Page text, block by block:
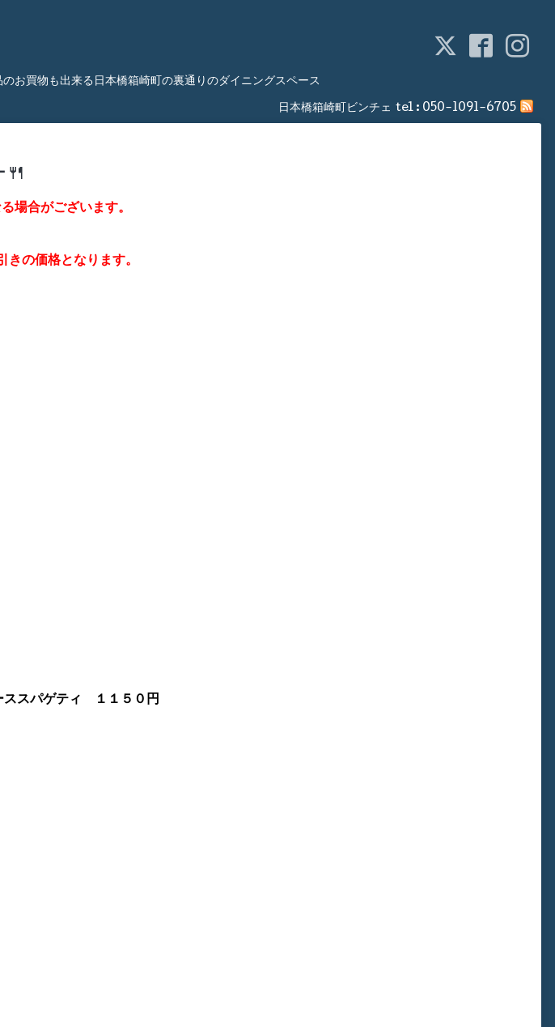
お買物も出来る日本橋箱崎町の裏通りのダイニングスペース
日本橋箱崎町ビンチェ tel : 050-1091-6705
場合がございます。
きの価格となります。
スパゲティ １１５０円